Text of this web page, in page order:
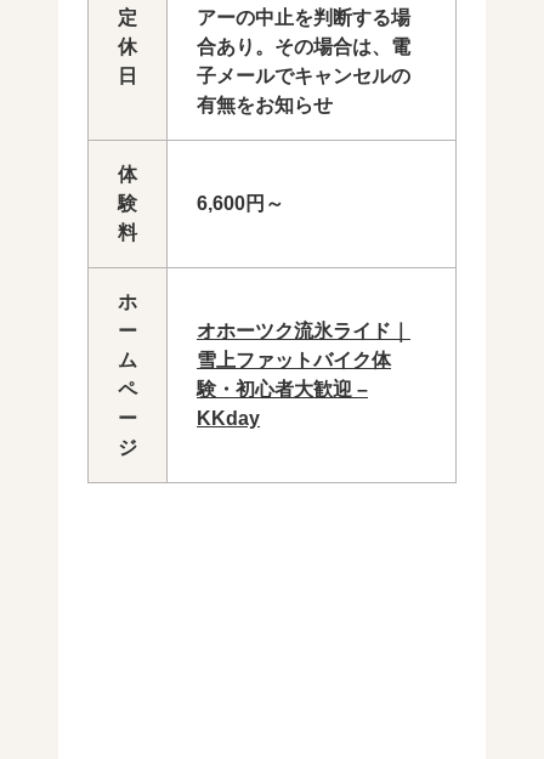
定
休
日
アーの中止を判断する場
合あり。その場合は、電
子メールでキャンセルの
有無をお知らせ
体
験
料
6,600円～
ホ
ー
ム
ペ
ー
ジ
オホーツク流氷ライド｜
雪上ファットバイク体
験・初心者大歓迎 –
KKday